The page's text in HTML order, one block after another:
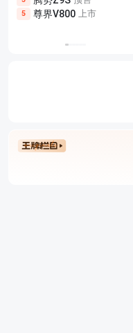
5 尊界V800 上市